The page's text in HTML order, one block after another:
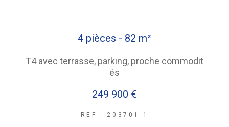
4 pièces - 82 m²
T4 avec terrasse, parking, proche commodit
és
249 900 €
REF : 203701-1